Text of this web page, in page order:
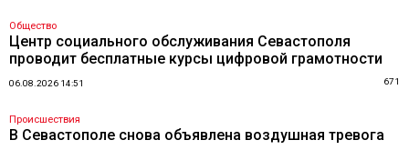
Общество
Центр социального обслуживания Севастополя
проводит бесплатные курсы цифровой грамотности
06.08.2026 14:51 671
Происшествия
В Севастополе снова объявлена воздушная тревога